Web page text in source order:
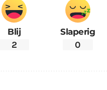
Blij
2
Slaperig
0